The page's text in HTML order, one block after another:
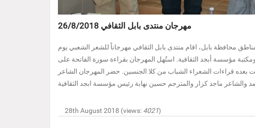
مهرجان منتدى بابل الثقافي 26/8/2018
محافظة بابل، اقام منتدى بابل الثقافي مهرجاناً للشعر الشعبي يوم
منتدى ومكتبة مؤسسة أبجد الثقافية. استُهل المهرجان بقراءة سورة الفاتحة على
بعده قراءات الشعراء الشباب من كلا الجنسين. حضر المهرجان الشاعر
28th August 2018 (views: 4021)